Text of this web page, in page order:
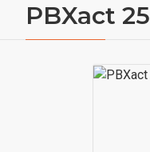
PBXact 25